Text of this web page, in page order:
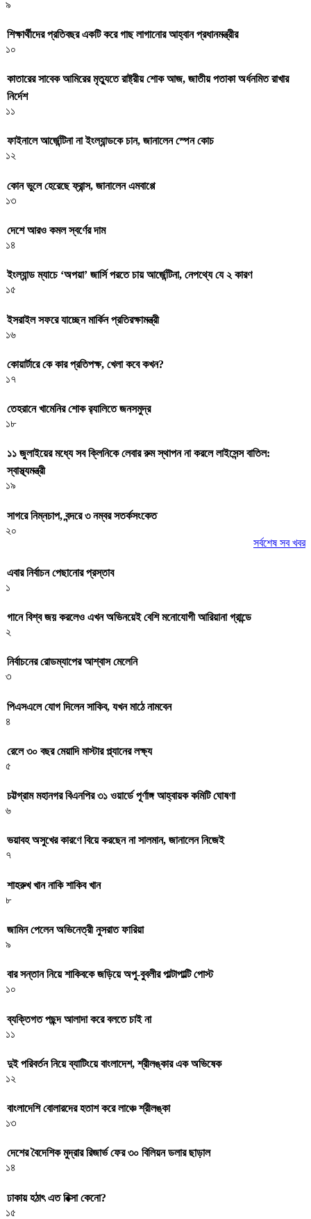
৯
শিক্ষার্থীদের প্রতিবছর একটি করে গাছ লাগানোর আহ্বান প্রধানমন্ত্রীর
১০
কাতারের সাবেক আমিরের মৃত্যুতে রাষ্ট্রীয় শোক আজ, জাতীয় পতাকা অর্ধনমিত রাখার
নির্দেশ
১১
ফাইনালে আর্জেন্টিনা না ইংল্যান্ডকে চান, জানালেন স্পেন কোচ
১২
কোন ভুলে হেরেছে ফ্রান্স, জানালেন এমবাপ্পে
১৩
দেশে আরও কমল স্বর্ণের দাম
১৪
ইংল্যান্ড ম্যাচে ‘অপয়া’ জার্সি পরতে চায় আর্জেন্টিনা, নেপথ্যে যে ২ কারণ
১৫
ইসরাইল সফরে যাচ্ছেন মার্কিন প্রতিরক্ষামন্ত্রী
১৬
কোয়ার্টারে কে কার প্রতিপক্ষ, খেলা কবে কখন?
১৭
তেহরানে খামেনির শোক র‌্যালিতে জনসমুদ্র
১৮
১১ জুলাইয়ের মধ্যে সব ক্লিনিকে লেবার রুম স্থাপন না করলে লাইসেন্স বাতিল:
স্বাস্থ্যমন্ত্রী
১৯
সাগরে নিম্নচাপ, বন্দরে ৩ নম্বর সতর্কসংকেত
২০
সর্বশেষ সব খবর
এবার নির্বাচন পেছানোর প্রস্তাব
১
গানে বিশ্ব জয় করলেও এখন অভিনয়েই বেশি মনোযোগী আরিয়ানা গ্রান্ডে
২
নির্বাচনের রোডম্যাপের আশ্বাস মেলেনি
৩
পিএসএলে যোগ দিলেন সাকিব, যখন মাঠে নামবেন
৪
রেলে ৩০ বছর মেয়াদি মাস্টার প্ল্যানের লক্ষ্য
৫
চট্টগ্রাম মহানগর বিএনপির ৩১ ওয়ার্ডে পূর্ণাঙ্গ আহ্বায়ক কমিটি ঘোষণা
৬
ভয়াবহ অসুখের কারণে বিয়ে করছেন না সালমান, জানালেন নিজেই
৭
শাহরুখ খান নাকি শাকিব খান
৮
জামিন পেলেন অভিনেত্রী নুসরাত ফারিয়া
৯
বার সন্তান নিয়ে শাকিবকে জড়িয়ে অপু-বুবলীর পাল্টাপাল্টি পোস্ট
১০
ব্যক্তিগত পছন্দ আলাদা করে বলতে চাই না
১১
দুই পরিবর্তন নিয়ে ব্যাটিংয়ে বাংলাদেশ, শ্রীলঙ্কার এক অভিষেক
১২
বাংলাদেশি বোলারদের হতাশ করে লাঞ্চে শ্রীলঙ্কা
১৩
দেশের বৈদেশিক মুদ্রার রিজার্ভ ফের ৩০ বিলিয়ন ডলার ছাড়াল
১৪
ঢাকায় হঠাৎ এত রিক্সা কেনো?
১৫